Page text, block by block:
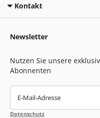
Kontakt
Newsletter
Nutzen Sie unsere
Abonnenten
E-Mail-Adresse
Datenschutz